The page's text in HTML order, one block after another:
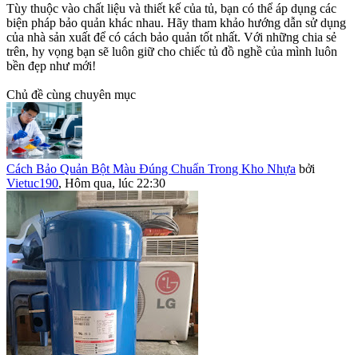
Tùy thuộc vào chất liệu và thiết kế của tủ, bạn có thể áp dụng các
biện pháp bảo quản khác nhau. Hãy tham khảo hướng dẫn sử dụng
của nhà sản xuất để có cách bảo quản tốt nhất. Với những chia sẻ
trên, hy vọng bạn sẽ luôn giữ cho chiếc tủ đồ nghề của mình luôn
bền đẹp như mới!
Chủ đề cùng chuyên mục
Cách Bảo Quản Bột Màu Đúng Chuẩn Trong Kho Nhựa bởi
Vietuc190, Hôm qua, lúc 22:30